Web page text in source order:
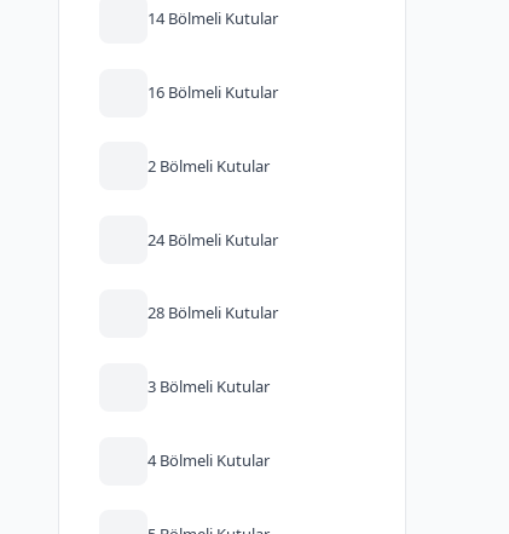
14 Bölmeli Kutular
16 Bölmeli Kutular
2 Bölmeli Kutular
24 Bölmeli Kutular
28 Bölmeli Kutular
3 Bölmeli Kutular
4 Bölmeli Kutular